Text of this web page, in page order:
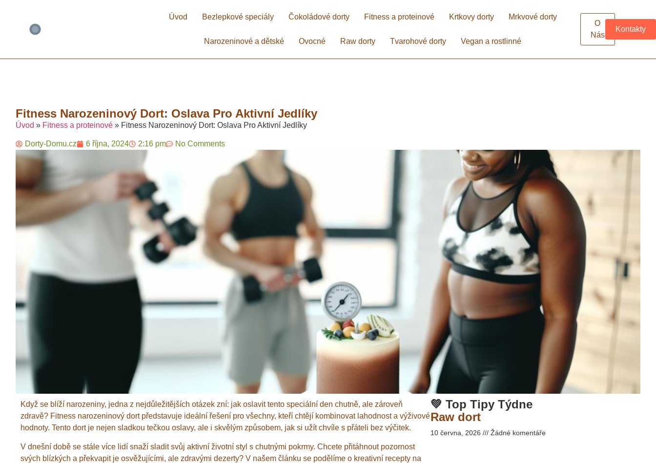
Úvod Bezlepkové speciály Čokoládové dorty Fitness a proteinové Krtkovy dorty Mrkvové dorty
Narozeninové a dětské Ovocné Raw dorty Tvarohové dorty Vegan a rostlinné
O
Nás
Kontakty
Fitness Narozeninový Dort: Oslava Pro Aktivní Jedlíky
Úvod » Fitness a proteinové » Fitness Narozeninový Dort: Oslava Pro Aktivní Jedlíky
Dorty-Domu.cz 6 října, 2024 2:16 pm No Comments
Když se blíží narozeniny, jedna z nejdůležitějších otázek zní: jak oslavit tento speciální den chutně, ale zároveň
zdravě? Fitness narozeninový dort představuje ideální řešení pro všechny, kteří chtějí kombinovat lahodnost a výživové
hodnoty. Tento dort je nejen sladkou tečkou oslavy, ale i skvělým způsobem, jak si užít chvíle s přáteli bez výčitek.
V dnešní době se stále více lidí snaží sladit svůj aktivní životní styl s chutnými pokrmy. Chcete přitáhnout pozornost
svých blízkých a překvapit je osvěžujícími, ale zdravými dezerty? V našem článku se podělíme o kreativní recepty na
💚 Top Tipy Týdne
Raw dort
10 června, 2026 Žádné komentáře